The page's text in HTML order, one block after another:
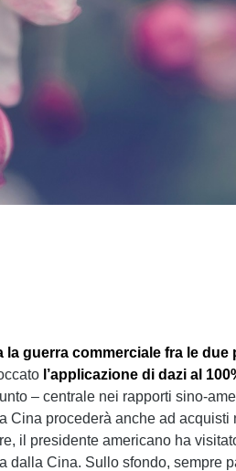
guerra commerciale fra le due
l’applicazione di dazi al
– centrale nei rapporti sino-
Cina procederà anche ad acquisti
il presidente americano ha
dalla Cina. Sullo sfondo, sempre